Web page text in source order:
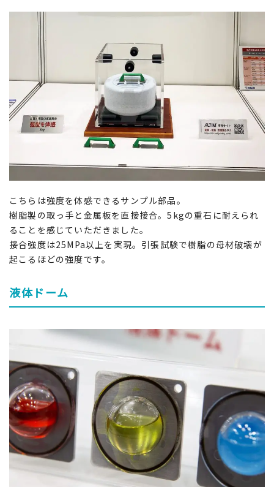
こちらは強度を体感できるサンプル部品。
樹脂製の取っ手と金属板を直接接合。5kgの重石に耐えられ
ることを感じていただきました。
接合強度は25MPa以上を実現。引張試験で樹脂の母材破壊が
起こるほどの強度です。
液体ドーム